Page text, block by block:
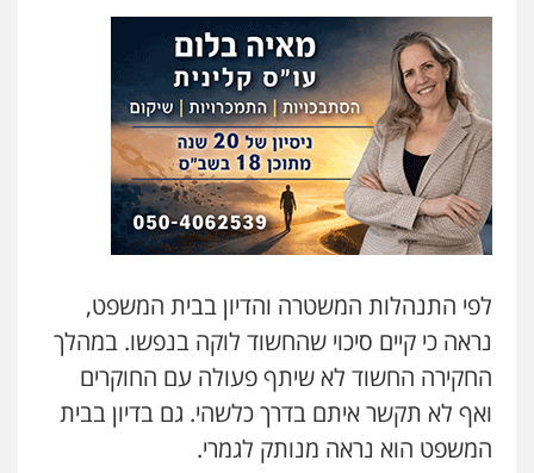
לפי התנהלות המשטרה והדיון בבית המשפט,
נראה כי קיים סיכוי שהחשוד לוקה בנפשו. במהלך
החקירה החשוד לא שיתף פעולה עם החוקרים
ואף לא תקשר איתם בדרך כלשהי. גם בדיון בבית
המשפט הוא נראה מנותק לגמרי.